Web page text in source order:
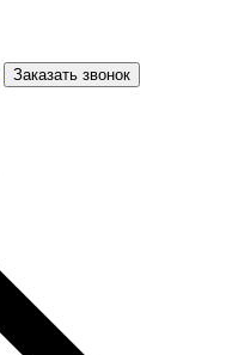
Заказать звонок